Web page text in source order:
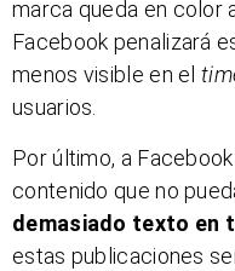
marca queda en color
Facebook penalizará
menos visible en el
usuarios.
Por último, a
contenido que no
demasiado texto en
estas publicaciones